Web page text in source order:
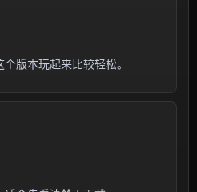
版本玩起来比较轻松。